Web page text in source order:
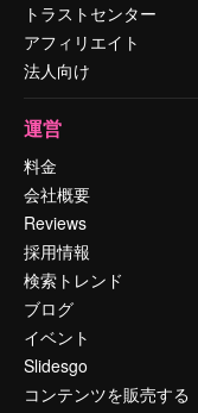
トラストセンター
アフィリエイト
法人向け
運営
料金
会社概要
Reviews
採用情報
検索トレンド
ブログ
イベント
Slidesgo
コンテンツを販売する